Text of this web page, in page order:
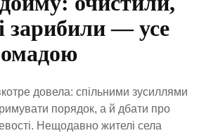
зарибили — усе
довела: спільними зусиллями
порядок, а й дбати про
Нещодавно жителі села